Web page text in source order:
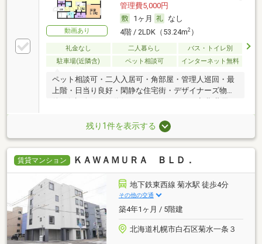
動画あり
管理費5,000円
1ヶ月
なし
4階 / 2LDK（53.24m2）
礼金なし 二人暮らし
バス・トイレ別
駐車場(近隣含)
ペット相談可 インターネット無料
ペット相談可・二人入居可・角部屋・管理人巡回・最
上階・日当り良好・閑静な住宅街・デザイナーズ物
残り1件を表示する
賃貸マンション ＫＡＷＡＭＵＲＡ ＢＬＤ．
地下鉄東西線 菊水駅 徒歩4分
その他の交通
築4年1ヶ月 / 5階建
北海道札幌市白石区菊水一条３